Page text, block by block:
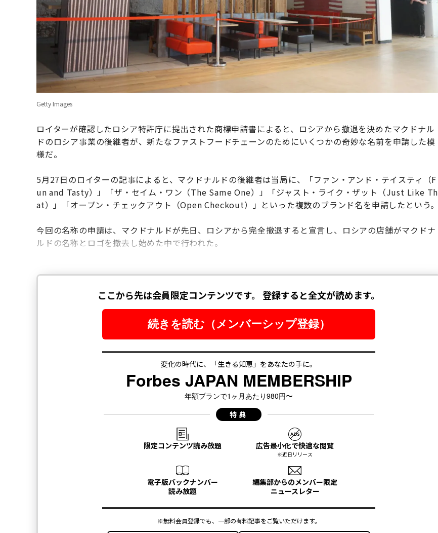
Getty Images
ロイターが確認したロシア特許庁に提出された商標申請書によると、ロシアから撤退を決めたマクドナル
ドのロシア事業の後継者が、新たなファストフードチェーンのためにいくつかの奇妙な名前を申請した模
様だ。
5月27日のロイターの記事によると、マクドナルドの後継者は当局に、「ファン・アンド・テイスティ（F
un and Tasty）」「ザ・セイム・ワン（The Same One）」「ジャスト・ライク・ザット（Just Like Th
at）」「オープン・チェックアウト（Open Checkout）」といった複数のブランド名を申請したという。
今回の名称の申請は、マクドナルドが先日、ロシアから完全撤退すると宣言し、ロシアの店舗がマクドナ
ルドの名称とロゴを撤去し始めた中で行われた。